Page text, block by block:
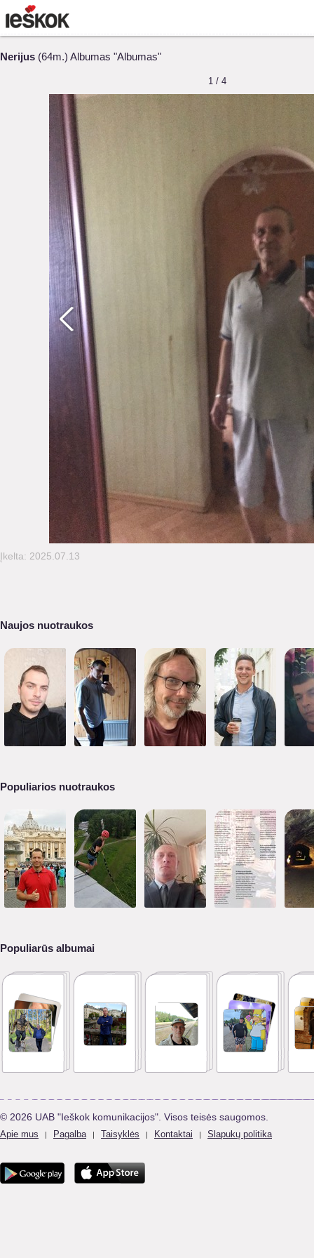
Nerijus (64m.) Albumas "Albumas"
1 / 4
Įkelta: 2025.07.13
Naujos nuotraukos
Populiarios nuotraukos
Populiarūs albumai
© 2026 UAB "Ieškok komunikacijos". Visos teisės saugomos.
Apie mus | Pagalba | Taisyklės | Kontaktai | Slapukų politika